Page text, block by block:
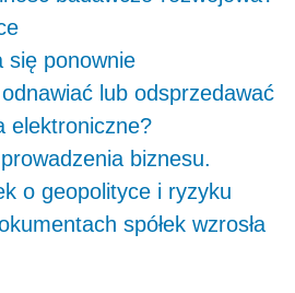
się ponownie
lub odsprzedawać
elektroniczne?
biznesu.
o geopolityce i ryzyku
spółek wzrosła